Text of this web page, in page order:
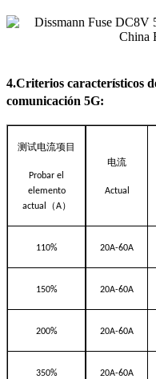
4.Criterios característicos
comunicación 5G:
测试电流项目
Probar el
elemento
actual
（A）
电流
Actual
110% 20A-60A
150% 20A-60A
200% 20A-60A
350% 20A-60A